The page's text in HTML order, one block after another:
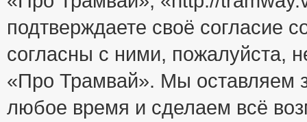
подтверждаете своё
согласны с ними, пожалуйста,
«Про Трамвай». Мы оставляем
любое время и сделаем всё